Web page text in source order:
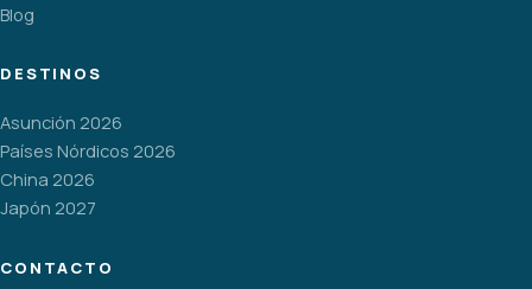
Blog
DESTINOS
Asunción 2026
Países Nórdicos 2026
China 2026
Japón 2027
CONTACTO